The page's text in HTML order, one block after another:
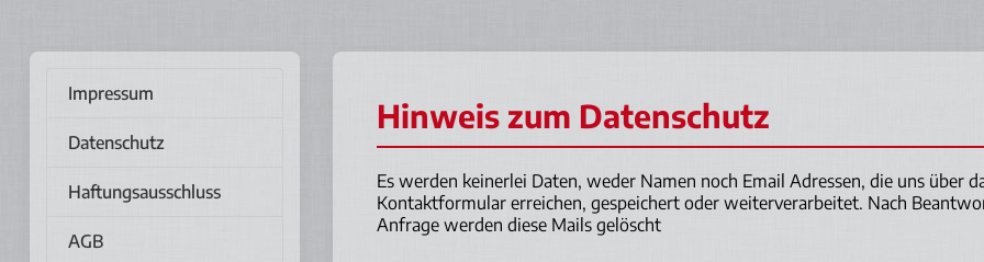
Impressum
Datenschutz
Haftungsausschluss
AGB
Hinweis zum Datenschutz
Es werden keinerlei Daten, weder Namen noch Email Adressen, die uns über
Kontaktformular erreichen, gespeichert oder weiterverarbeitet. Nach
Anfrage werden diese Mails gelöscht